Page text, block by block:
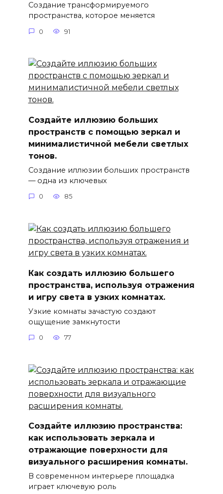
Создание трансформируемого
пространства, которое меняется
0 91
Создайте иллюзию больших
пространств с помощью зеркал и
минималистичной мебели светлых
тонов.
Создание иллюзии больших пространств
— одна из ключевых
0 85
Как создать иллюзию большего
пространства, используя отражения
и игру света в узких комнатах.
Узкие комнаты зачастую создают
ощущение замкнутости
0 77
Создайте иллюзию пространства:
как использовать зеркала и
отражающие поверхности для
визуального расширения комнаты.
В современном интерьере площадка
играет ключевую роль